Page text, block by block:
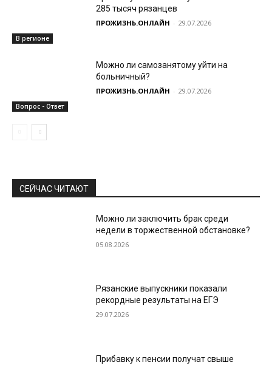
В регионе
285 тысяч рязанцев
ПРОЖИЗНЬ.ОНЛАЙН - 29.07.2026
Вопрос - Ответ
Можно ли самозанятому уйти на
больничный?
ПРОЖИЗНЬ.ОНЛАЙН - 29.07.2026
СЕЙЧАС ЧИТАЮТ
Можно ли заключить брак среди
недели в торжественной обстановке?
05.08.2026
Рязанские выпускники показали
рекордные результаты на ЕГЭ
29.07.2026
Прибавку к пенсии получат свыше